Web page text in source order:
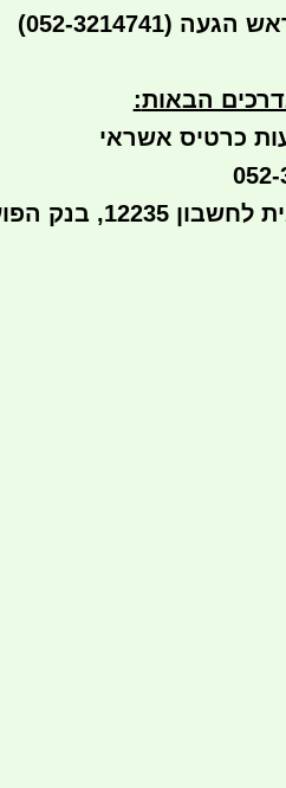
הגעה (052-3214741) ​
הבאות:​​
כרטיס אשראי